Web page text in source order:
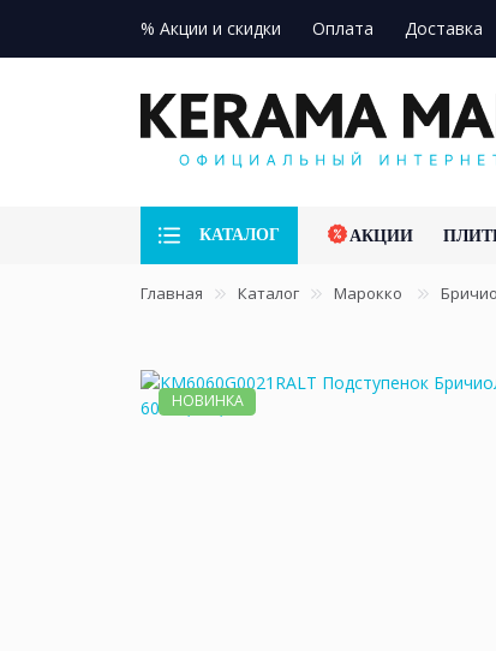
% Акции и скидки Оплата Доставка
КАТАЛОГ АКЦИИ
Главная Каталог Марокко
НОВИНКА